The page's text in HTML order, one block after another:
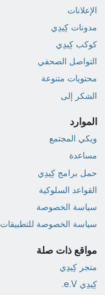
الإعلانات
مدونات كِيدِي
كوكب كِيدِي
التواصل الصحفي
محتويات متنوعة
الشكر إلى
الموارد
ويكي المجتمع
مساعدة
حمل برامج كِيدِي
القواعد السلوكية
سياسة الخصوصة
سياسة الخصوصة للتطبيقات
مواقع ذات صلة
متجر كِيدِي
كِيدِي e.V.